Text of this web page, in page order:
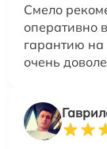
Смело
оперативно
гарантию на
очень